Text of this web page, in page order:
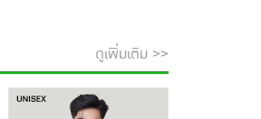
ดูเพิ่มเติม >>